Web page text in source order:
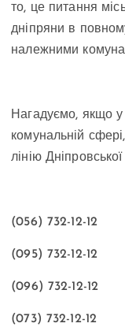
то, це питання
дніпряни в
належними
Нагадуємо, якщо
комунальній
лінію
(056) 732-12-12
(095) 732-12-12
(096) 732-12-12
(073) 732-12-12